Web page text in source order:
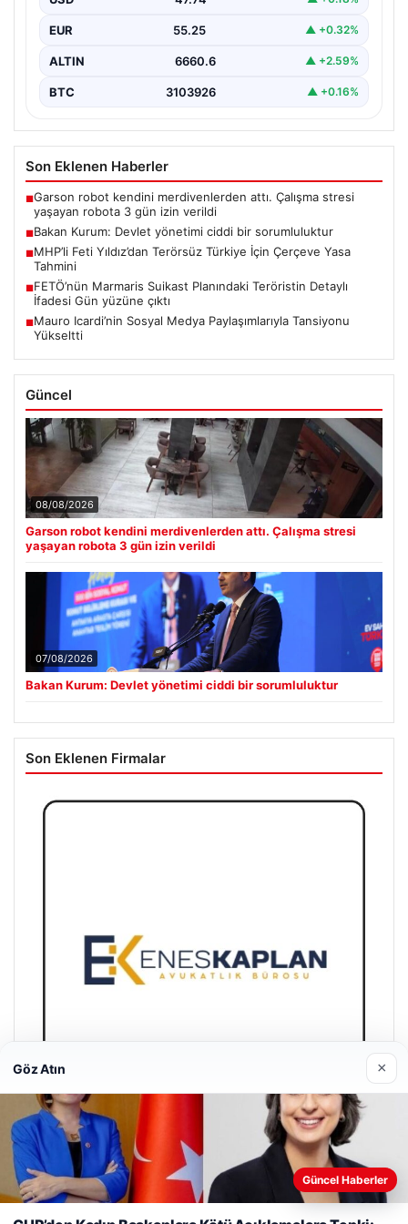
EUR 55.25 ▲ +0.32%
ALTIN 6660.6 ▲ +2.59%
BTC 3103926 ▲ +0.16%
Son Eklenen Haberler
■Garson robot kendini merdivenlerden attı. Çalışma stresi
yaşayan robota 3 gün izin verildi
■Bakan Kurum: Devlet yönetimi ciddi bir sorumluluktur
■MHP’li Feti Yıldız’dan Terörsüz Türkiye İçin Çerçeve Yasa
Tahmini
■FETÖ’nün Marmaris Suikast Planındaki Teröristin Detaylı
İfadesi Gün yüzüne çıktı
■Mauro Icardi’nin Sosyal Medya Paylaşımlarıyla Tansiyonu
Yükseltti
Güncel
08/08/2026
Garson robot kendini merdivenlerden attı. Çalışma stresi
yaşayan robota 3 gün izin verildi
07/08/2026
Bakan Kurum: Devlet yönetimi ciddi bir sorumluluktur
Son Eklenen Firmalar
Enes Kaplan Avukatlık Bürosu
28/04/2026
Göz Atın ×
Güncel Haberler